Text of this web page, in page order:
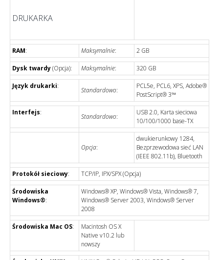
DRUKARKA
RAM: Maksymalnie: 2 GB
Dysk twardy(Opcja): Maksymalnie: 320 GB
Język drukarki:
Standardowo:
PCL5e, PCL6, XPS, Adobe®
PostScript® 3™
Interfejs:
Standardowo:
USB 2.0, Karta sieciowa
10/100/1000 base-TX
Opcja:
dwukierunkowy 1284,
Bezprzewodowa sieć LAN
(IEEE 802.11b), Bluetooth
Protokół sieciowy: TCP/IP, IPX/SPX (Opcja)
Środowiska
Windows®:
Windows® XP, Windows® Vista, Windows® 7,
Windows® Server 2003, Windows® Server
2008
Środowiska Mac OS:
Macintosh OS X
Native v10.2 lub
nowszy